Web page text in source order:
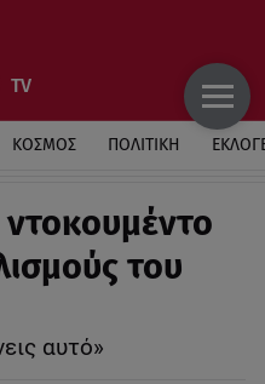
ΚΟΣΜΟΣ ΠΟΛΙΤΙΚΗ
του
αυτό»